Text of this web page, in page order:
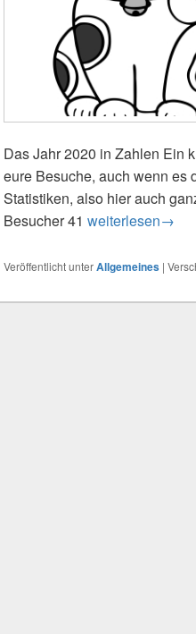
Das Jahr 2020 in Zahlen Ein
eure Besuche, auch wenn es
Statistiken, also hier auch
Besucher 41 Das Jahr 2020 in
weiterlesen→
Veröffentlicht unterAllgemeines |